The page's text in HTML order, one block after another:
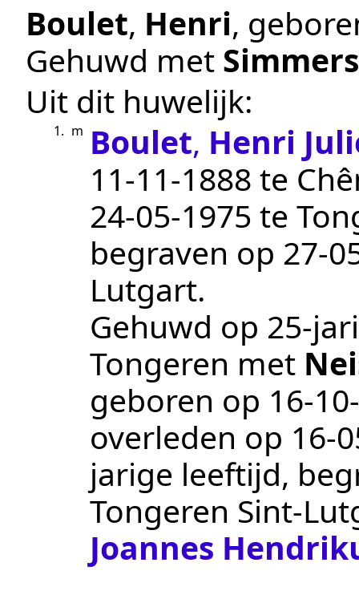
Boulet, Henri,
Gehuwd met Simmers
Uit dit huwelijk:
1. m Boulet, Henri
11‑11‑1888 te
24‑05‑1975 te
begraven op
Lutgart.
Gehuwd op 25-
Tongeren met
geboren op
overleden op
jarige leeftijd,
Tongeren Sint-
Joannes